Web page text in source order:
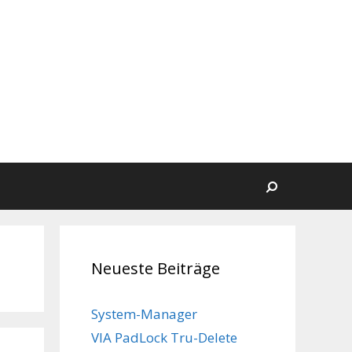
Suchen
Neueste Beiträge
System-Manager
VIA PadLock Tru-Delete